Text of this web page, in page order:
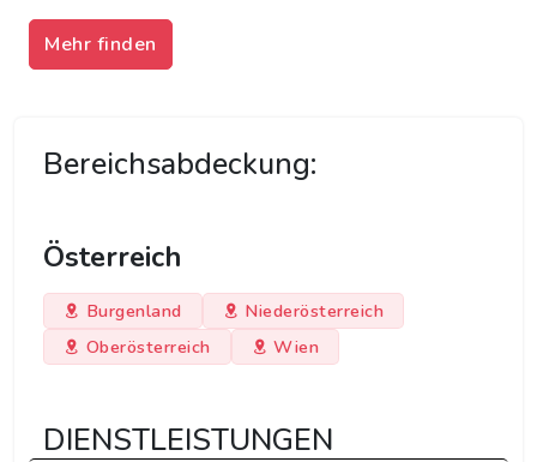
Mehr finden
Bereichsabdeckung:
Österreich
Burgenland
Niederösterreich
Oberösterreich
Wien
DIENSTLEISTUNGEN